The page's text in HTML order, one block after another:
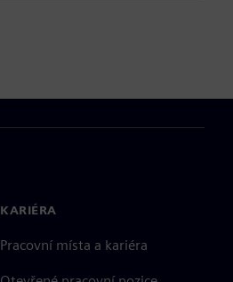
KARIÉRA
Pracovní místa a kariéra